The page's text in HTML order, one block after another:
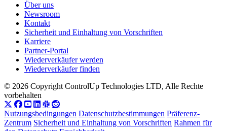
Über uns
Newsroom
Kontakt
Sicherheit und Einhaltung von Vorschriften
Karriere
Partner-Portal
Wiederverkäufer werden
Wiederverkäufer finden
© 2026 Copyright ControlUp Technologies LTD, Alle Rechte
vorbehalten
Nutzungsbedingungen Datenschutzbestimmungen Präferenz-
Zentrum Sicherheit und Einhaltung von Vorschriften Rahmen für